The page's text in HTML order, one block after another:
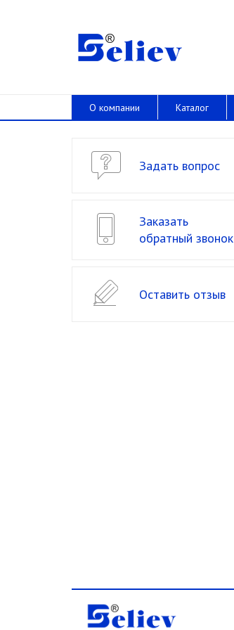
О компании Каталог
Задать вопрос
Заказать
обратный звонок
Оставить отзыв